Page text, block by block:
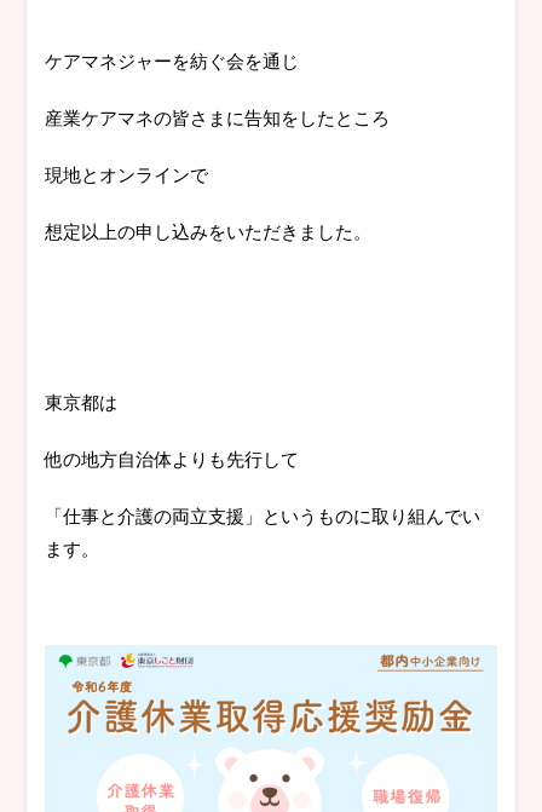
ケアマネジャーを紡ぐ会を通じ
産業ケアマネの皆さまに告知をしたところ
現地とオンラインで
想定以上の申し込みをいただきました。
東京都は
他の地方自治体よりも先行して
「仕事と介護の両立支援」というものに取り組んでい
ます。